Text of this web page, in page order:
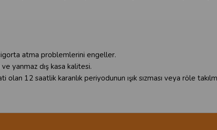
atma problemlerini engeller.
yanmaz dış kasa kalitesi.
12 saatlik karanlık periyodunun ışık sızması veya röle